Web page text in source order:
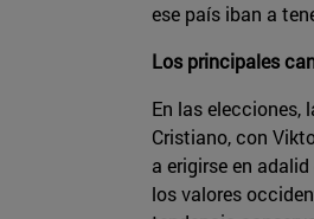
ese país iban a
Los principales
En las
Cristiano, con
a erigirse en
los valores